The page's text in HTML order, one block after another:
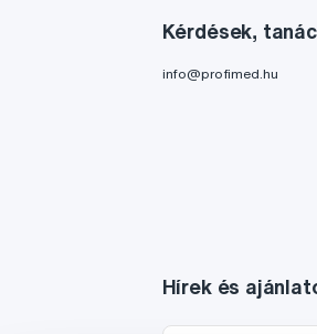
Kérdések,
info@profimed.hu
Hírek és